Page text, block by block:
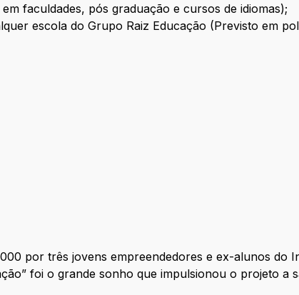
faculdades, pós graduação e cursos de idiomas);
escola do Grupo Raiz Educação (Previsto em
por três jovens empreendedores e ex-alunos do
foi o grande sonho que impulsionou o projeto a